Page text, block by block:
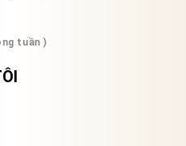
tuần )